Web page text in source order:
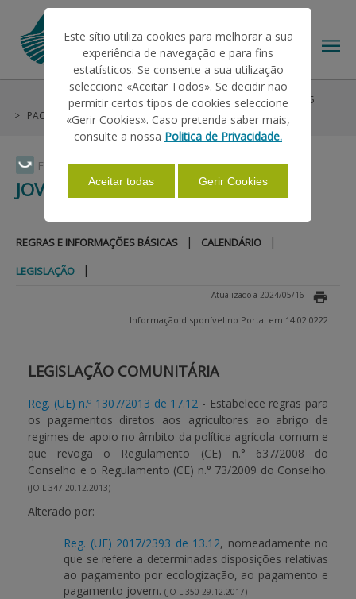
Faça Swipe para ver o menu
O IFAP
AJUDAS/APOIOS
INFORMAÇÕES
ESTATÍSTICAS
Entrar / Registar
Ajudas/Apoios Ajudas no Pedido Único
Pré-PU 2025
PAC 2014-2022
Jovens Agricultores Legislação
JOVENS AGRICULTORES
REGRAS E INFORMAÇÕES BÁSICAS | CALENDÁRIO |
LEGISLAÇÃO |
Atualizado a 2024/05/16
Informação disponível no Portal em 14.02.0222
LEGISLAÇÃO COMUNITÁRIA
Reg. (UE) n.º 1307/2013 de 17.12 - Estabelece regras para
os pagamentos diretos aos agricultores ao abrigo de
regimes de apoio no âmbito da política agrícola comum e
que revoga o Regulamento (CE) n.° 637/2008 do
Conselho e o Regulamento (CE) n.° 73/2009 do Conselho.
(JO L 347 20.12.2013)
Alterado por:
Reg. (UE) 2017/2393 de 13.12, nomeadamente no
que se refere a determinadas disposições relativas
ao pagamento por ecologização, ao pagamento e
pagamento jovem. (JO L 350 29.12.2017)
Este sítio utiliza cookies para melhorar a sua
experiência de navegação e para fins
estatísticos. Se consente a sua utilização
seleccione «Aceitar Todos». Se decidir não
permitir certos tipos de cookies seleccione
«Gerir Cookies». Caso pretenda saber mais,
consulte a nossa Politica de Privacidade.
Aceitar todas Gerir Cookies